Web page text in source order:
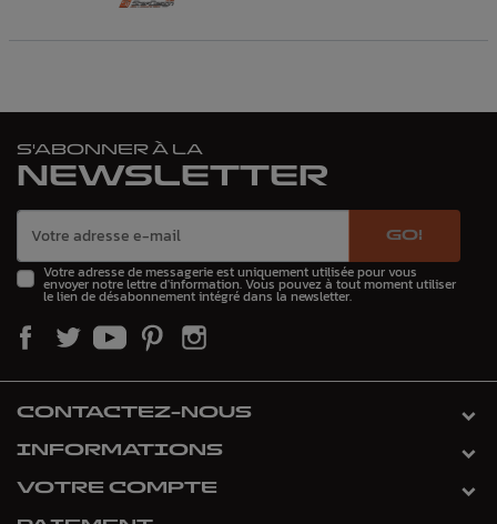
S'ABONNER À LA
NEWSLETTER
GO!
Votre adresse de messagerie est uniquement utilisée pour vous
envoyer notre lettre d'information. Vous pouvez à tout moment utiliser
le lien de désabonnement intégré dans la newsletter.
CONTACTEZ-NOUS
INFORMATIONS
VOTRE COMPTE